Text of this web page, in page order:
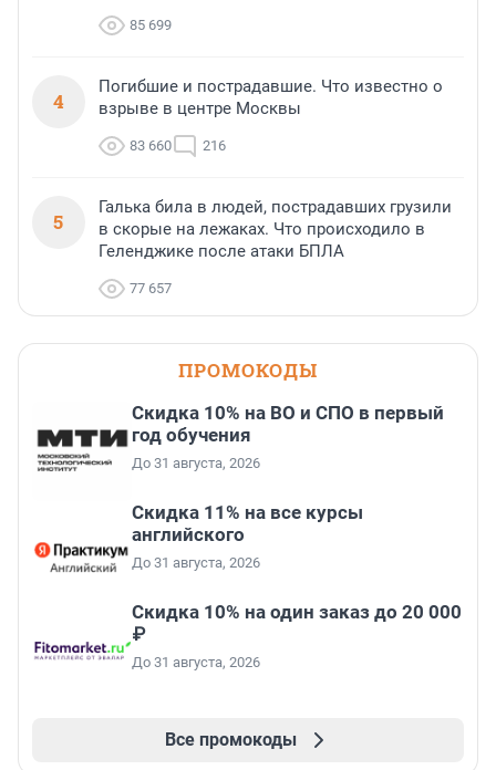
85 699
4
Погибшие и пострадавшие. Что известно о
взрыве в центре Москвы
83 660 216
5
Галька била в людей, пострадавших грузили
в скорые на лежаках. Что происходило в
Геленджике после атаки БПЛА
77 657
ПРОМОКОДЫ
Скидка 10% на ВО и СПО в первый
год обучения
До 31 августа, 2026
Скидка 11% на все курсы
английского
До 31 августа, 2026
Скидка 10% на один заказ до 20 000
₽
До 31 августа, 2026
Все промокоды